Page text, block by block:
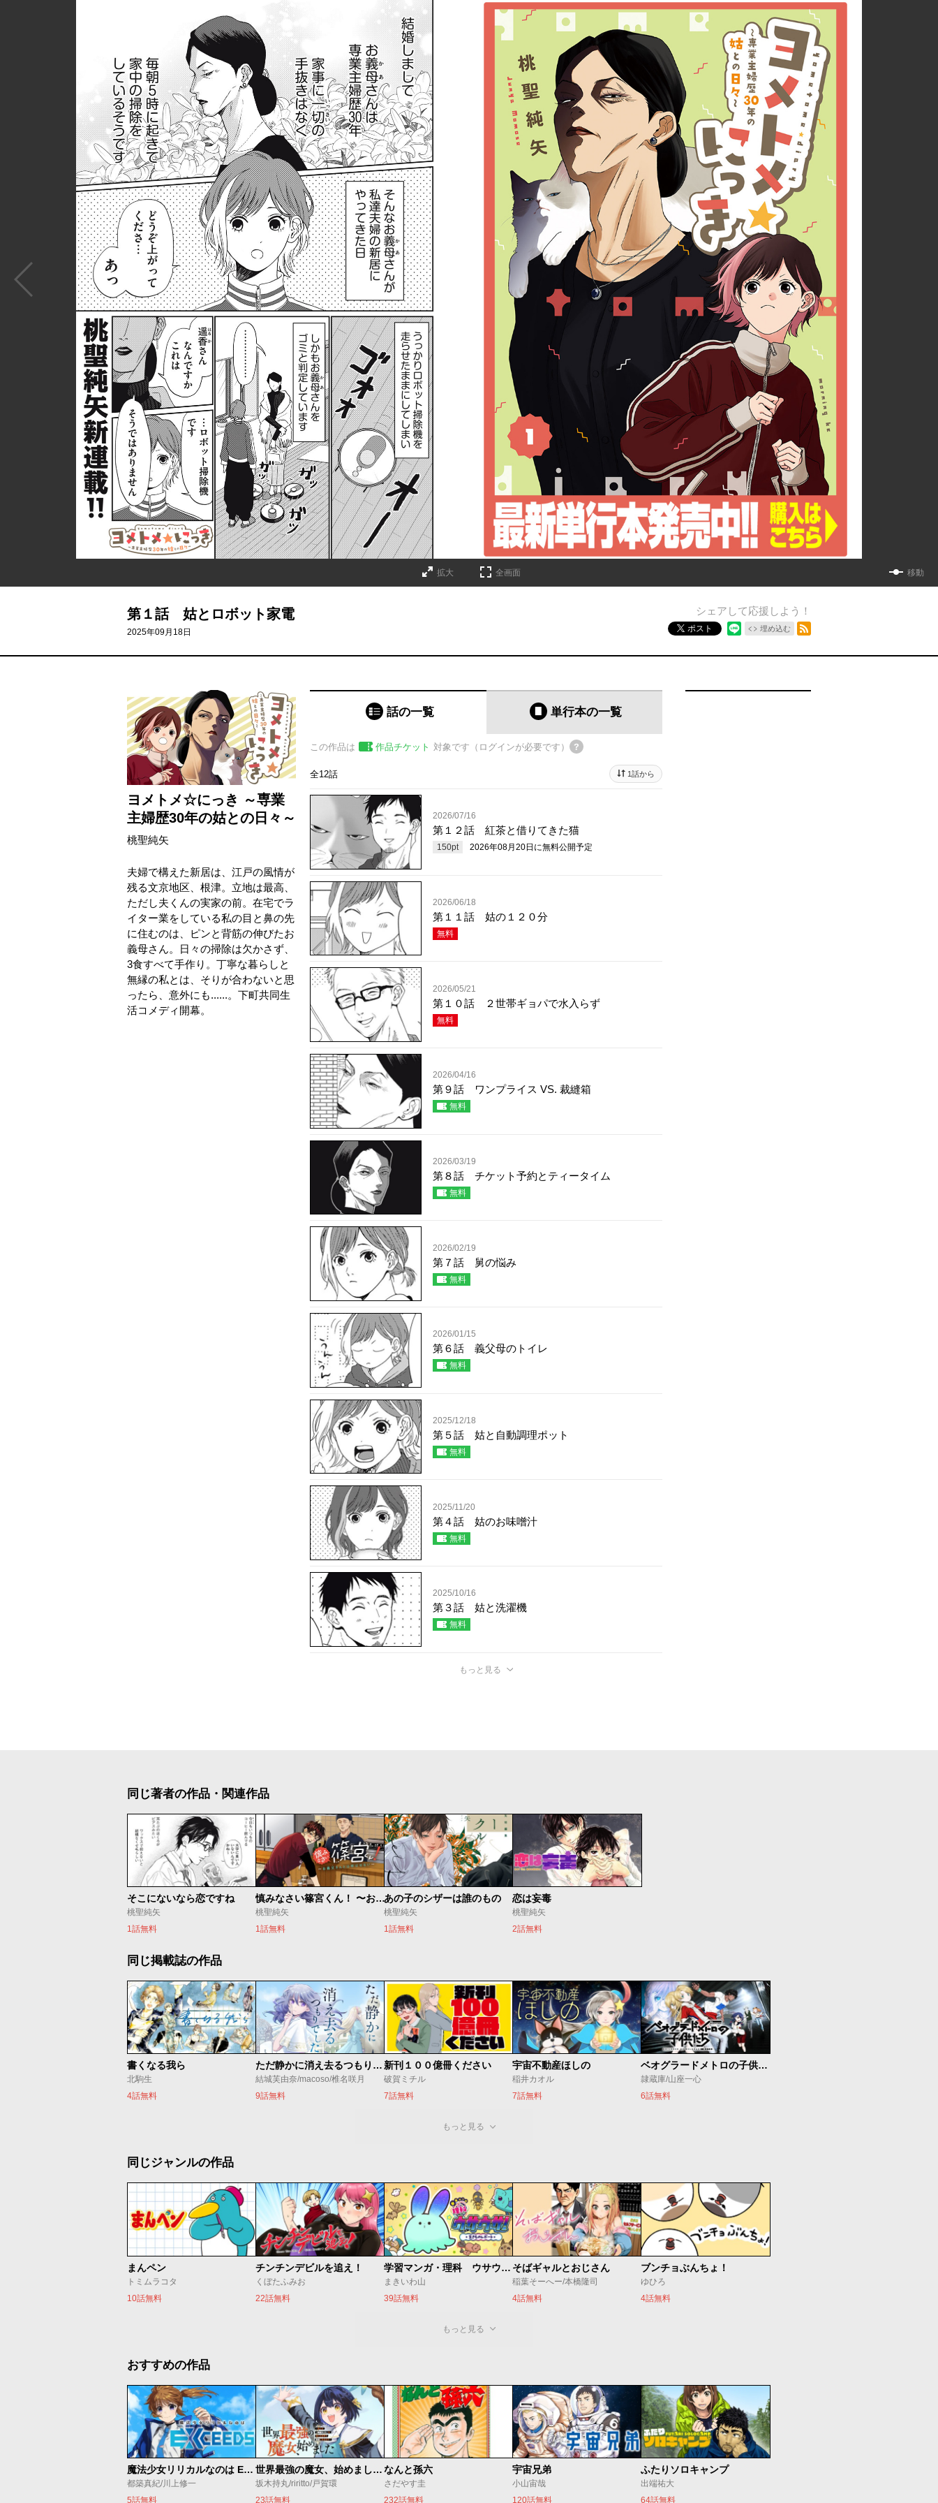
詳細ページへのリンク
拡大 全画面 移動
第１話 姑とロボット家電
2025年09月18日
シェアして応援しよう！
ポスト 埋め込む
ヨメトメ☆にっき ～専業
主婦歴30年の姑との日々～
桃聖純矢
夫婦で構えた新居は、江戸の風情が
残る文京地区、根津。立地は最高、
ただし夫くんの実家の前。在宅でラ
イター業をしている私の目と鼻の先
に住むのは、ピンと背筋の伸びたお
義母さん。日々の掃除は欠かさず、
3食すべて手作り。丁寧な暮らしと
無縁の私とは、そりが合わないと思
ったら、意外にも......。下町共同生
活コメディ開幕。
話の一覧 単行本の一覧
この作品は 作品チケット 対象です（ログインが必要です）
全12話 1話から
2026/07/16
第１２話 紅茶と借りてきた猫
150pt 2026年08月20日 に無料公開予定
2026/06/18
第１１話 姑の１２０分
無料
2026/05/21
第１０話 ２世帯ギョパで水入らず
無料
2026/04/16
第９話 ワンプライス VS. 裁縫箱
無料
2026/03/19
第８話 チケット予約とティータイム
無料
2026/02/19
第７話 舅の悩み
無料
2026/01/15
第６話 義父母のトイレ
無料
2025/12/18
第５話 姑と自動調理ポット
無料
2025/11/20
第４話 姑のお味噌汁
無料
2025/10/16
第３話 姑と洗濯機
無料
もっと見る
同じ著者の作品・関連作品
そこにないなら恋ですね
桃聖純矢
1話無料
慎みなさい篠宮くん！ 〜お義父さんとは呼ばせない〜
桃聖純矢
1話無料
あの子のシザーは誰のもの
桃聖純矢
1話無料
恋は妄毒
桃聖純矢
2話無料
同じ掲載誌の作品
書くなる我ら
北駒生
4話無料
ただ静かに消え去るつもりでした
結城芙由奈/macoso/椎名咲月
9話無料
新刊１００億冊ください
破賀ミチル
7話無料
宇宙不動産ほしの
稲井カオル
7話無料
ベオグラードメトロの子供たち
隷蔵庫/山座一心
6話無料
もっと見る
同じジャンルの作品
まんペン
トミムラコタ
10話無料
チンチンデビルを追え！
くぼたふみお
22話無料
学習マンガ・理科 ウサウサ！
まきいわ山
39話無料
そばギャルとおじさん
稲葉そーへー/本橋隆司
4話無料
ブンチョぶんちょ！
ゆひろ
4話無料
もっと見る
おすすめの作品
魔法少女リリカルなのは EXCEEDS
都築真紀/川上修一
5話無料
世界最強の魔女、始めました ～私だけ『攻略サイト』を見れる世界で自由に生きます～
坂木持丸/riritto/戸賀環
23話無料
なんと孫六
さだやす圭
232話無料
宇宙兄弟
小山宙哉
120話無料
ふたりソロキャンプ
出端祐大
64話無料